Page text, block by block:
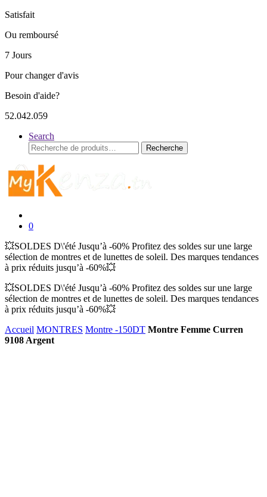
Satisfait
Ou remboursé
7 Jours
Pour changer d'avis
Besoin d'aide?
52.042.059
Search
Recherche
pour :
Recherche
0
💥SOLDES D\'été Jusqu’à -60% Profitez des soldes sur une large
sélection de montres et de lunettes de soleil. Des marques tendances
à prix réduits jusqu’à -60%💥
💥SOLDES D\'été Jusqu’à -60% Profitez des soldes sur une large
sélection de montres et de lunettes de soleil. Des marques tendances
à prix réduits jusqu’à -60%💥
Accueil MONTRES Montre -150DT Montre Femme Curren
9108 Argent